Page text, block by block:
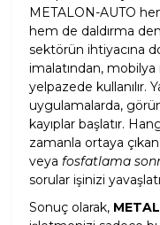
METALON-AUTO
hem de daldırma
sektörün ihtiyacına
imalatından,
yelpazede kullanılır.
uygulamalarda,
kayıplar başlatır.
zamanla ortaya çıkan
veya fosfatlama
sorular işinizi
Sonuç olarak,